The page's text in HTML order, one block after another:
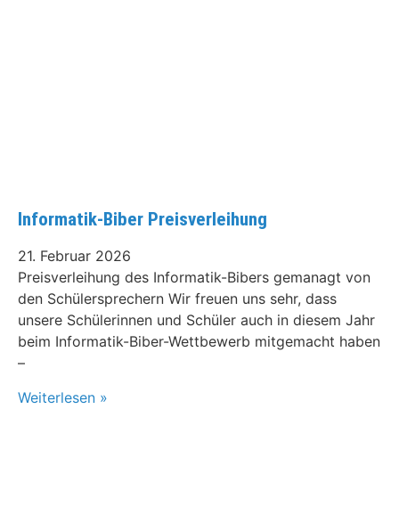
Informatik-Biber Preisverleihung
21. Februar 2026
Preisverleihung des Informatik-Bibers gemanagt von
den Schülersprechern Wir freuen uns sehr, dass
unsere Schülerinnen und Schüler auch in diesem Jahr
beim Informatik-Biber-Wettbewerb mitgemacht haben
–
Weiterlesen »